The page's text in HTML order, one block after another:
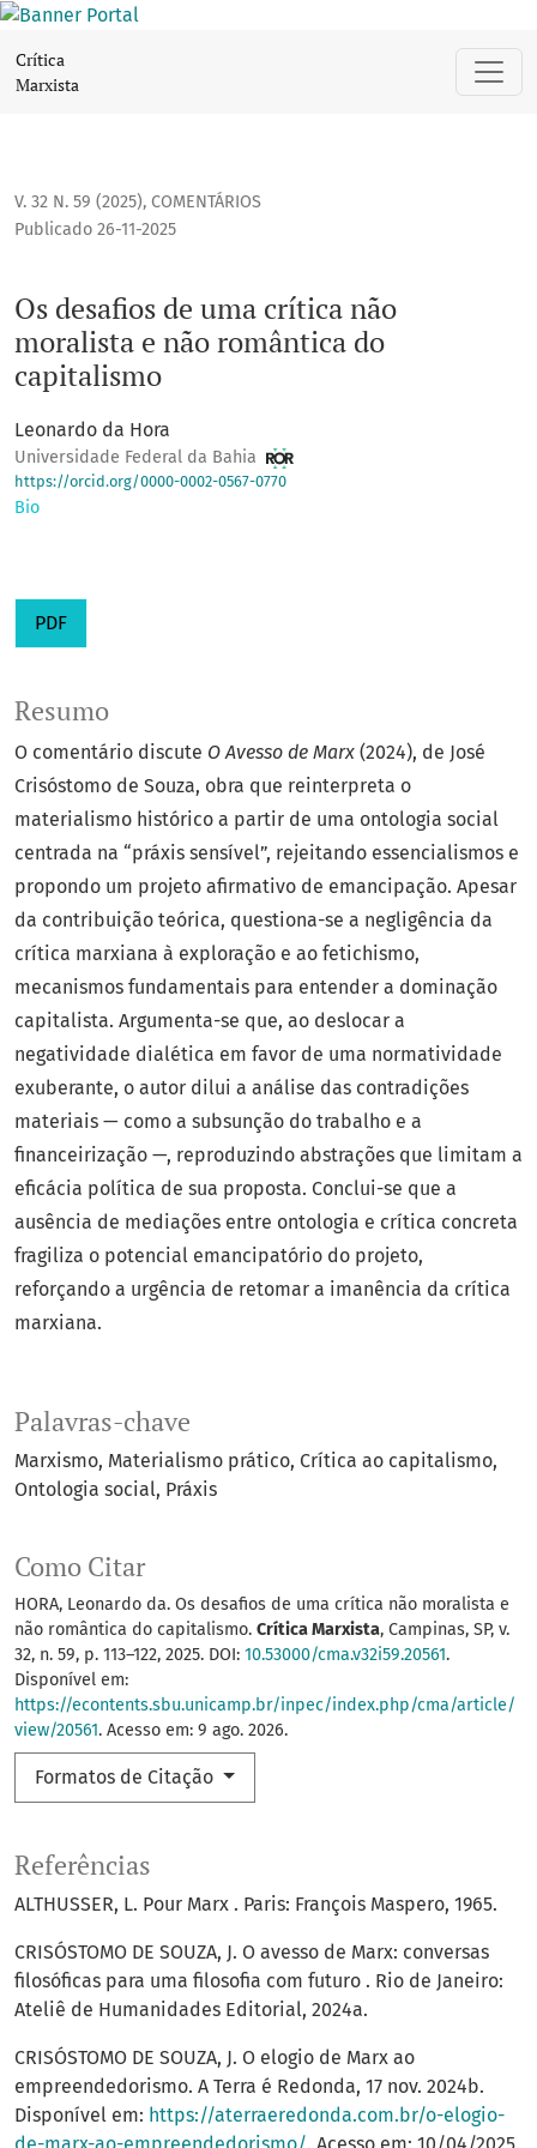
Crítica
Marxista
V. 32 N. 59 (2025), COMENTÁRIOS
Os desafios de uma crítica não
moralista e não romântica do
capitalismo
Publicado 26-11-2025
Leonardo da Hora
Universidade Federal da Bahia
https://orcid.org/0000-0002-0567-0770
Bio
PDF
Palavras-chave
Marxismo Materialismo prático Crítica ao capitalismo
Ontologia social Práxis
Como Citar
HORA, Leonardo da. Os desafios de uma crítica não moralista e
não romântica do capitalismo. Crítica Marxista, Campinas, SP, v.
32, n. 59, p. 113–122, 2025. DOI: 10.53000/cma.v32i59.20561.
Disponível em:
https://econtents.sbu.unicamp.br/inpec/index.php/cma/article/
view/20561. Acesso em: 9 ago. 2026.
Formatos de Citação
Resumo
O comentário discute O Avesso de Marx (2024), de José
Crisóstomo de Souza, obra que reinterpreta o
materialismo histórico a partir de uma ontologia social
centrada na “práxis sensível”, rejeitando essencialismos e
propondo um projeto afirmativo de emancipação. Apesar
da contribuição teórica, questiona-se a negligência da
crítica marxiana à exploração e ao fetichismo,
mecanismos fundamentais para entender a dominação
capitalista. Argumenta-se que, ao deslocar a
negatividade dialética em favor de uma normatividade
exuberante, o autor dilui a análise das contradições
materiais — como a subsunção do trabalho e a
financeirização —, reproduzindo abstrações que limitam a
eficácia política de sua proposta. Conclui-se que a
ausência de mediações entre ontologia e crítica concreta
fragiliza o potencial emancipatório do projeto,
reforçando a urgência de retomar a imanência da crítica
marxiana.
Referências
ALTHUSSER, L. Pour Marx . Paris: François Maspero, 1965.
CRISÓSTOMO DE SOUZA, J. O avesso de Marx: conversas
filosóficas para uma filosofia com futuro . Rio de Janeiro:
Ateliê de Humanidades Editorial, 2024a.
CRISÓSTOMO DE SOUZA, J. O elogio de Marx ao
empreendedorismo. A Terra é Redonda, 17 nov. 2024b.
Disponível em: https://aterraeredonda.com.br/o-elogio-